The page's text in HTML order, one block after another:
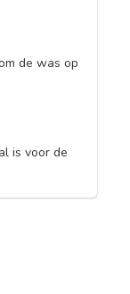
de was op
is voor de